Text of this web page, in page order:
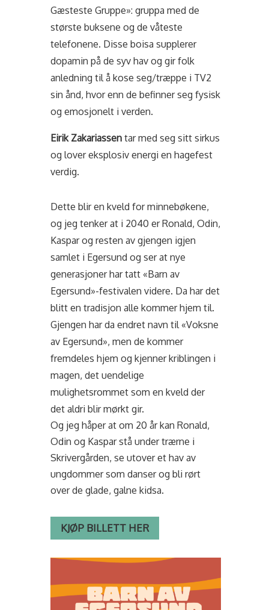
Gæsteste Gruppe»: gruppa med de
største buksene og de våteste
telefonene. Disse boisa supplerer
dopamin på de syv hav og gir folk
anledning til å kose seg/træppe i TV2
sin ånd, hvor enn de befinner seg fysisk
og emosjonelt i verden.
Eirik Zakariassen tar med seg sitt sirkus
og lover eksplosiv energi en hagefest
verdig.
Dette blir en kveld for minnebøkene,
og jeg tenker at i 2040 er Ronald, Odin,
Kaspar og resten av gjengen igjen
samlet i Egersund og ser at nye
generasjoner har tatt «Barn av
Egersund»-festivalen videre. Da har det
blitt en tradisjon alle kommer hjem til.
Gjengen har da endret navn til «Voksne
av Egersund», men de kommer
fremdeles hjem og kjenner kriblingen i
magen, det uendelige
mulighetsrommet som en kveld der
det aldri blir mørkt gir.
Og jeg håper at om 20 år kan Ronald,
Odin og Kaspar stå under trærne i
Skrivergården, se utover et hav av
ungdommer som danser og bli rørt
over de glade, galne kidsa.
KJØP BILLETT HER